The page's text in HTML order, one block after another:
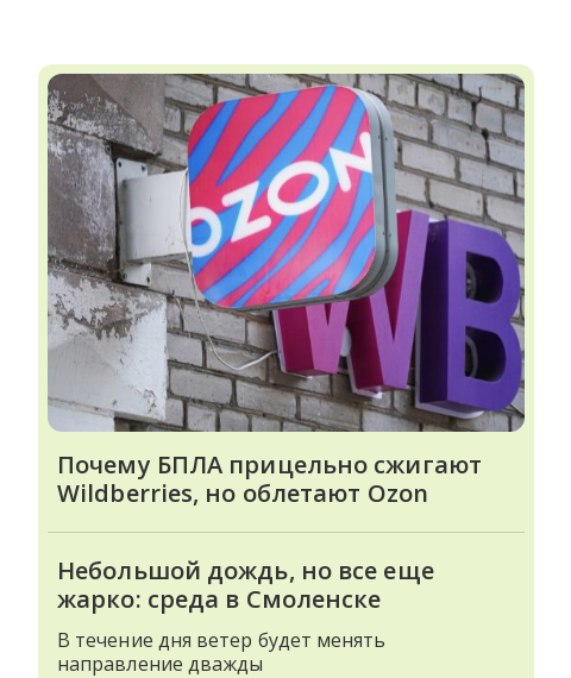
Почему БПЛА прицельно сжигают
Wildberries, но облетают Ozon
Небольшой дождь, но все еще
жарко: среда в Смоленске
В течение дня ветер будет менять
направление дважды